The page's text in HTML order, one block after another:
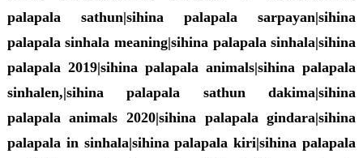
palapala sathun|sihina palapala sarpayan|sihina
palapala sinhala meaning|sihina palapala sinhala|sihina
palapala 2019|sihina palapala animals|sihina palapala
sinhalen,|sihina palapala sathun dakima|sihina
palapala animals 2020|sihina palapala gindara|sihina
palapala in sinhala|sihina palapala kiri|sihina palapala